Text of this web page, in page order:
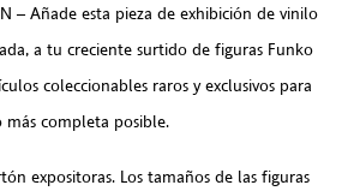
– Añade esta pieza de exhibición de vinilo
a tu creciente surtido de figuras Funko
coleccionables raros y exclusivos para
completa posible.
expositoras. Los tamaños de las figuras